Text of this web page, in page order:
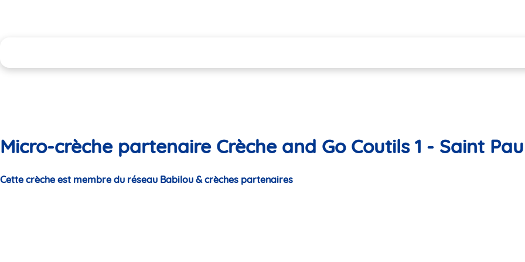
Micro-crèche partenaire Crèche and Go Coutils 1 - Saint
Cette crèche est membre du réseau Babilou & crèches partenaires